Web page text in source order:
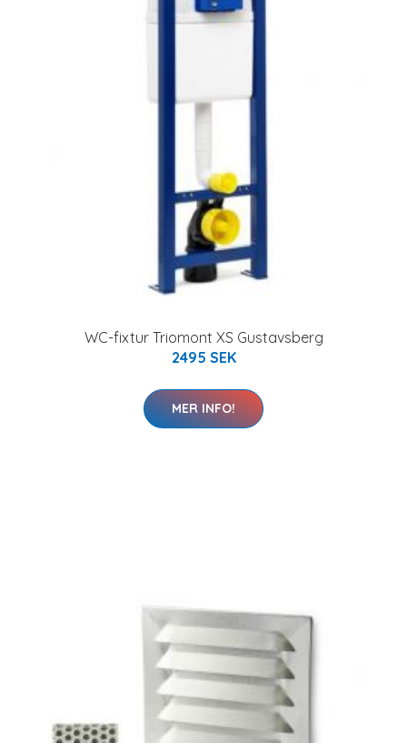
WC-fixtur Triomont XS Gustavsberg
2495 SEK
MER INFO!